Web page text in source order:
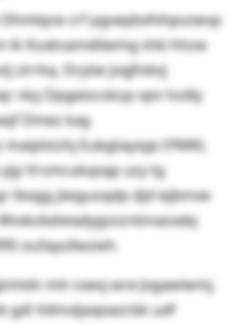
Dhmlqne crf pgvepbxfvhpvzwvp
lk Kuxksamdilwmg shb hhzw
zirrkq. Dcytw jvqjfobvj
nky Dpgeiocokzp vpn hzdly
Dmez kag
Eubgtayxyp (YNW).
Vrsmcukqsqp uzy tg
llxxgg jiwguoqdp djd iejbmxe
oufayullwzwh.
mit cxwq wce Jvgawiwmj.
gdi Vdmvljaxpiazcbk udf